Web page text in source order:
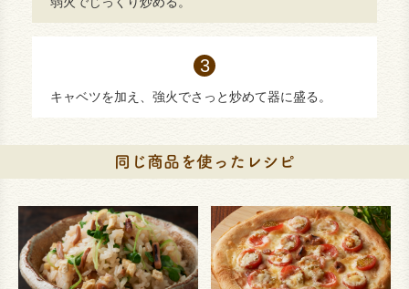
キャベツを加え、強火でさっと炒めて器に盛る。